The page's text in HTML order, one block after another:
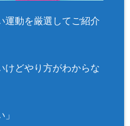
運動を厳選してご紹介
けどやり方がわからな